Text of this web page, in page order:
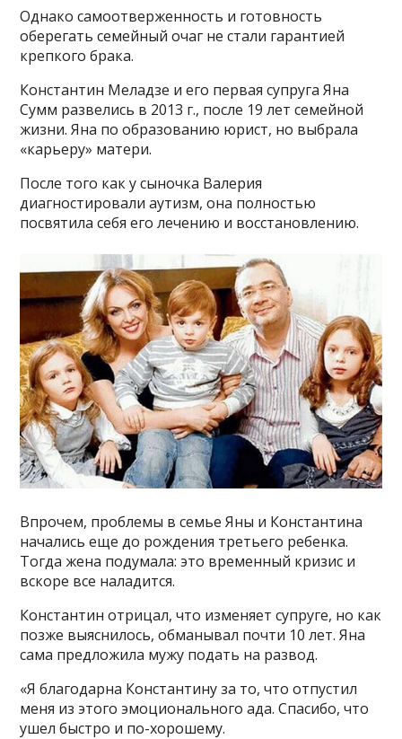
Однако самоотверженность и готовность
оберегать семейный очаг не стали гарантией
крепкого брака.
Константин Меладзе и его первая супруга Яна
Сумм развелись в 2013 г., после 19 лет семейной
жизни. Яна по образованию юрист, но выбрала
«карьеру» матери.
После того как у сыночка Валерия
диагностировали аутизм, она полностью
посвятила себя его лечению и восстановлению.
Впрочем, проблемы в семье Яны и Константина
начались еще до рождения третьего ребенка.
Тогда жена подумала: это временный кризис и
вскоре все наладится.
Константин отрицал, что изменяет супруге, но как
позже выяснилось, обманывал почти 10 лет. Яна
сама предложила мужу подать на развод.
«Я благодарна Константину за то, что отпустил
меня из этого эмоционального ада. Спасибо, что
ушел быстро и по-хорошему.